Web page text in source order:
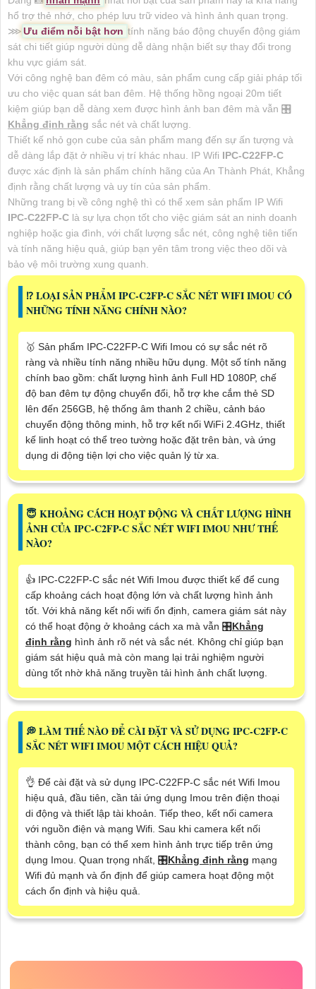
hổ trợ thẻ nhớ, cho phép lưu trữ video và hình ảnh quan trọng.
⋙Ưu điểm nỗi bật hơn tính năng báo động chuyển động giám
sát chi tiết giúp người dùng dễ dàng nhận biết sự thay đổi trong
khu vực giám sát.
Với công nghệ ban đêm có màu, sản phẩm cung cấp giải pháp tối
ưu cho việc quan sát ban đêm. Hệ thống hồng ngoại 20m tiết
kiệm giúp bạn dễ dàng xem được hình ảnh ban đêm mà vẫn 🎛
Khẳng định rằng sắc nét và chất lượng.
Thiết kế nhỏ gọn cube của sản phẩm mang đến sự ấn tượng và
dễ dàng lắp đặt ở nhiều vị trí khác nhau. IP Wifi IPC-C22FP-C
được xác định là sản phẩm chính hãng của An Thành Phát, Khẳng
định rằng chất lượng và uy tín của sản phẩm.
Những trang bị về công nghệ thì có thể xem sản phẩm IP Wifi
IPC-C22FP-C là sự lựa chọn tốt cho việc giám sát an ninh doanh
nghiệp hoặc gia đình, với chất lượng sắc nét, công nghệ tiên tiến
và tính năng hiệu quả, giúp bạn yên tâm trong việc theo dõi và
bảo vệ môi trường xung quanh.
⁉️ LOẠI SẢN PHẨM IPC-C2FP-C SẮC NÉT WIFI IMOU CÓ
NHỮNG TÍNH NĂNG CHÍNH NÀO?
🥇 Sản phẩm IPC-C22FP-C Wifi Imou có sự sắc nét rõ
ràng và nhiều tính năng nhiều hữu dụng. Một số tính năng
chính bao gồm: chất lượng hình ảnh Full HD 1080P, chế
độ ban đêm tự động chuyển đổi, hỗ trợ khe cắm thẻ SD
lên đến 256GB, hệ thống âm thanh 2 chiều, cảnh báo
chuyển động thông minh, hỗ trợ kết nối WiFi 2.4GHz, thiết
kế linh hoạt có thể treo tường hoặc đặt trên bàn, và ứng
dụng di động tiện lợi cho việc quản lý từ xa.
😇 KHOẢNG CÁCH HOẠT ĐỘNG VÀ CHẤT LƯỢNG HÌNH
ẢNH CỦA IPC-C2FP-C SẮC NÉT WIFI IMOU NHƯ THẾ
NÀO?
👍 IPC-C22FP-C sắc nét Wifi Imou được thiết kế để cung
cấp khoảng cách hoạt động lớn và chất lượng hình ảnh
tốt. Với khả năng kết nối wifi ổn định, camera giám sát này
có thể hoạt động ở khoảng cách xa mà vẫn 🎛Khẳng
định rằng hình ảnh rõ nét và sắc nét. Không chỉ giúp bạn
giám sát hiệu quả mà còn mang lại trải nghiệm người
dùng tốt nhờ khả năng truyền tải hình ảnh chất lượng.
️💭 LÀM THẾ NÀO ĐỂ CÀI ĐẶT VÀ SỬ DỤNG IPC-C2FP-C
SẮC NÉT WIFI IMOU MỘT CÁCH HIỆU QUẢ?
👌 Để cài đặt và sử dụng IPC-C22FP-C sắc nét Wifi Imou
hiệu quả, đầu tiên, cần tải ứng dụng Imou trên điện thoại
di động và thiết lập tài khoản. Tiếp theo, kết nối camera
với nguồn điện và mạng Wifi. Sau khi camera kết nối
thành công, bạn có thể xem hình ảnh trực tiếp trên ứng
dụng Imou. Quan trọng nhất, 🎛Khẳng định rằng mạng
Wifi đủ mạnh và ổn định để giúp camera hoạt động một
cách ổn định và hiệu quả.